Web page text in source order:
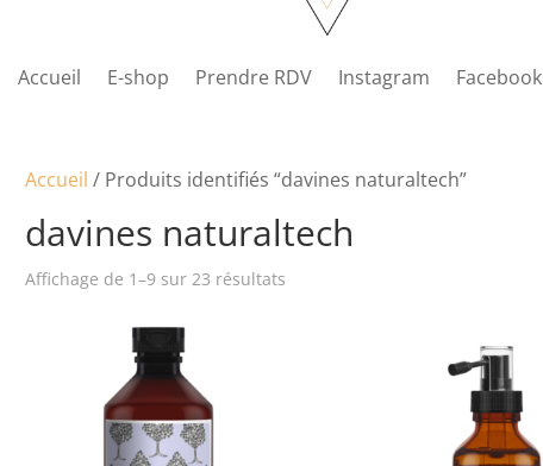
Accueil E-shop Prendre RDV Instagram Facebook
Accueil / Produits identifiés “davines naturaltech”
davines naturaltech
Affichage de 1–9 sur 23 résultats